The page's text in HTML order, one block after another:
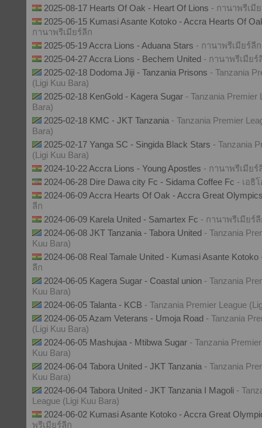
2025-08-17 Hearts Of Oak - Heart Of Lions - กานาพรีเมี
2025-06-15 Kumasi Asante Kotoko - Accra Hearts Of
กานาพรีเมียร์ลีก
2025-05-19 Accra Lions - Aduana Stars - กานาพรีเมียร์ลีก
2025-04-27 Accra Lions - Bechem United - กานาพรีเมียร์
2025-02-18 Dodoma Jiji - Tanzania Prisons - Tanzania
(Ligi Kuu Bara)
2025-02-18 KenGold - Kagera Sugar - Tanzania Premier
Bara)
2025-02-18 KMC - JKT Tanzania - Tanzania Premier
Bara)
2025-02-17 Yanga SC - Singida Black Stars - Tanzania
(Ligi Kuu Bara)
2024-10-22 Accra Lions - Young Apostles - กานาพรีเมียร์
2024-06-28 Dire Dawa city Fc - Sidama Coffee Fc - เอธิ
2024-06-09 Accra Hearts Of Oak - Accra Great
ลีก
2024-06-09 Karela United - Samartex Fc - กานาพรีเมียร์
2024-06-08 JKT Tanzania - Tabora United - Tanzania
Kuu Bara)
2024-06-08 Real Tamale United - Kumasi Asante Kotoko
ลีก
2024-06-05 Kagera Sugar - Coastal union - Tanzania
Kuu Bara)
2024-06-05 Talanta - KCB - Tanzania Premier League
2024-06-05 Azam Veterans - Umoja Road - Tanzania
(Ligi Kuu Bara)
2024-06-05 Mashujaa - Mtibwa Sugar - Tanzania
Kuu Bara)
2024-06-04 Tabora United - JKT Tanzania - Tanzania
Kuu Bara)
2024-06-04 Tabora United - JKT Tanzania I Magoli -
League (Ligi Kuu Bara)
2024-06-02 Kumasi Asante Kotoko - Accra Great
พรีเมียร์ลีก